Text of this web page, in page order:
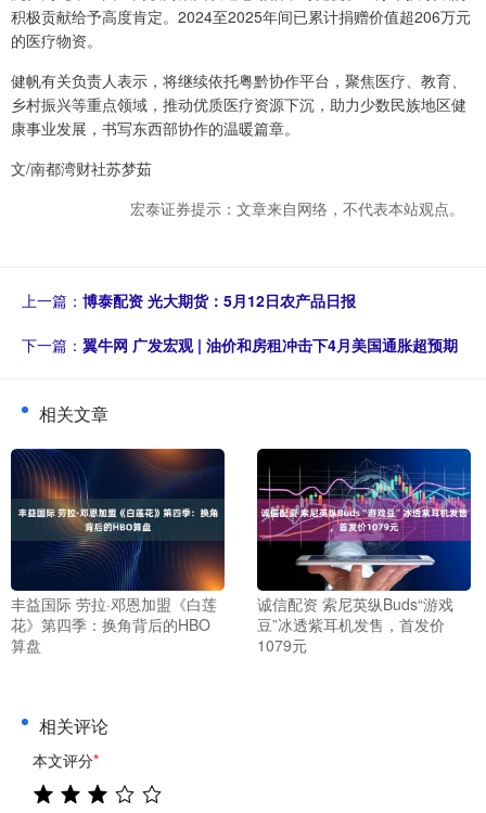
积极贡献给予高度肯定。2024至2025年间已累计捐赠价值超206万元
的医疗物资。
健帆有关负责人表示，将继续依托粤黔协作平台，聚焦医疗、教育、
乡村振兴等重点领域，推动优质医疗资源下沉，助力少数民族地区健
康事业发展，书写东西部协作的温暖篇章。
文/南都湾财社苏梦茹
宏泰证券提示：文章来自网络，不代表本站观点。
上一篇： 博泰配资 光大期货：5月12日农产品日报
下一篇： 翼牛网 广发宏观 | 油价和房租冲击下4月美国通胀超预期
相关文章
丰益国际 劳拉·邓恩加盟《白莲
花》第四季：换角背后的HBO
算盘
诚信配资 索尼英纵Buds“游戏
豆”冰透紫耳机发售，首发价
1079元
相关评论
本文评分*